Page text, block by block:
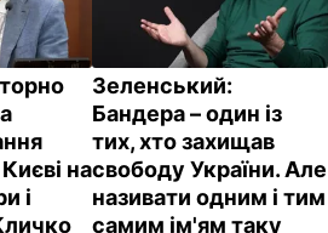
на
і
Зеленський:
Бандера – один із
тих, хто захищав
свободу України. Але
називати одним і тим
самим ім'ям таку